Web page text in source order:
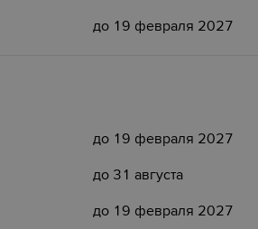
до 19 февраля 2027
до 19 февраля 2027
до 31 августа
до 19 февраля 2027